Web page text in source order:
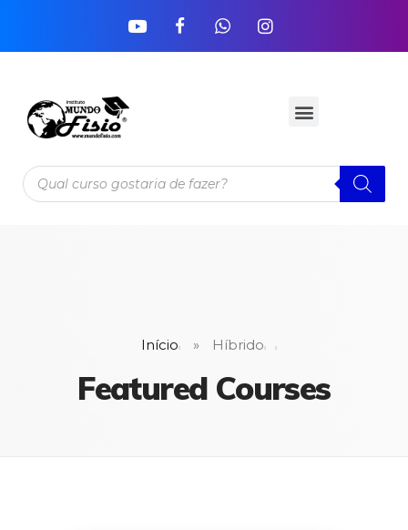
Início » Híbrido
Featured Courses